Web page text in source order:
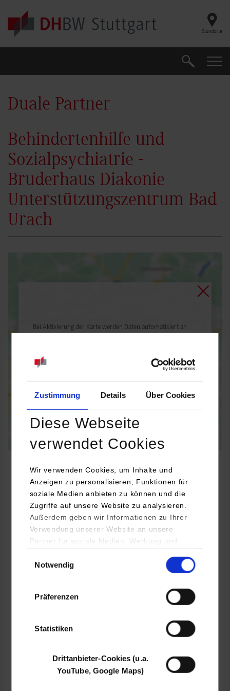
Zustimmung Details Über Cookies
Diese Webseite
verwendet Cookies
Wir verwenden Cookies, um Inhalte und
Anzeigen zu personalisieren, Funktionen für
soziale Medien anbieten zu können und die
Zugriffe auf unsere Website zu analysieren.
Außerdem geben wir Informationen zu Ihrer
Verwendung unserer Website an unsere
Partner für soziale Medien, Werbung und
YouTube, Google Maps) führen diese
Daten zusammen, die Sie ihnen bereitgestellt
haben oder die sie im Rahmen Ihrer Nutzung
Notwendig
Präferenzen
Statistiken
Drittanbieter-Cookies (u.a.
YouTube, Google Maps)
Skip to main content
Standorte
Suche
Duale Partner
Behindertenhilfe und
Sozialpsychiatrie -
Bruderhaus Diakonie
Unterstützungszentrum Bad
Urach
Bei Aktivierung der Karte werden Daten automatisiert an
Einmalig aktivieren
Soziale Arbeit mit Menschen mit Behinderungen
Behindertenhilfe und Sozialpsychiatrie - Bruderhaus
Diakonie Unterstützungszentrum Bad Urach
Münsinger Str. 94
Bad Urach